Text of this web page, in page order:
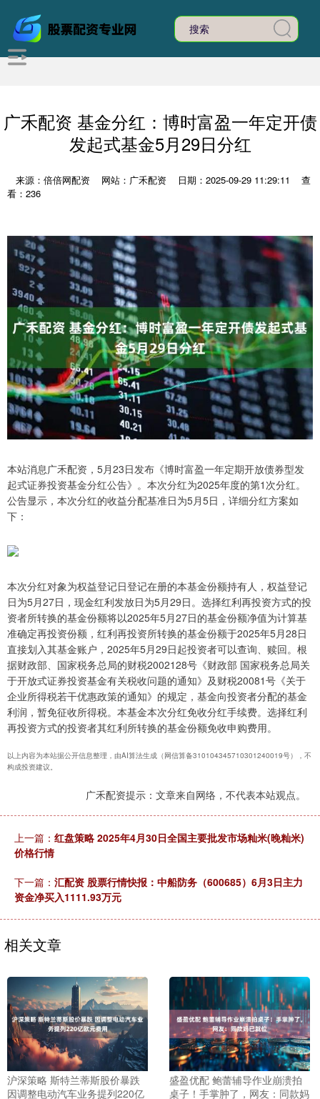
广禾配资 基金分红：博时富盈一年定开债
发起式基金5月29日分红
来源：倍倍网配资 网站：广禾配资 日期：2025-09-29 11:29:11
查
看：236
本站消息广禾配资，5月23日发布《博时富盈一年定期开放债券型发
起式证券投资基金分红公告》。本次分红为2025年度的第1次分红。
公告显示，本次分红的收益分配基准日为5月5日，详细分红方案如
下：
本次分红对象为权益登记日登记在册的本基金份额持有人，权益登记
日为5月27日，现金红利发放日为5月29日。选择红利再投资方式的投
资者所转换的基金份额将以2025年5月27日的基金份额净值为计算基
准确定再投资份额，红利再投资所转换的基金份额于2025年5月28日
直接划入其基金账户，2025年5月29日起投资者可以查询、赎回。根
据财政部、国家税务总局的财税2002128号《财政部 国家税务总局关
于开放式证券投资基金有关税收问题的通知》及财税20081号《关于
企业所得税若干优惠政策的通知》的规定，基金向投资者分配的基金
利润，暂免征收所得税。本基金本次分红免收分红手续费。选择红利
再投资方式的投资者其红利所转换的基金份额免收申购费用。
以上内容为本站据公开信息整理，由AI算法生成（网信算备310104345710301240019号），不
构成投资建议。
广禾配资提示：文章来自网络，不代表本站观点。
上一篇： 红盘策略 2025年4月30日全国主要批发市场籼米(晚籼米)
价格行情
下一篇： 汇配资 股票行情快报：中船防务（600685）6月3日主力
资金净买入1111.93万元
相关文章
沪深策略 斯特兰蒂斯股价暴跌
因调整电动汽车业务提列220亿
盛盈优配 鲍蕾辅导作业崩溃拍
桌子！手掌肿了，网友：同款妈